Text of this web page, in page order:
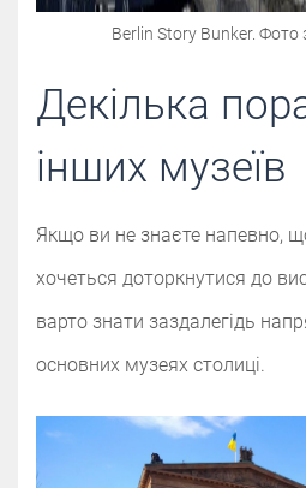
Berlin Story Bunker. Фото
Декілька
інших музеїв
Якщо ви не знаєте напевно,
хочеться доторкнутися до
варто знати заздалегідь
основних музеях столиці.